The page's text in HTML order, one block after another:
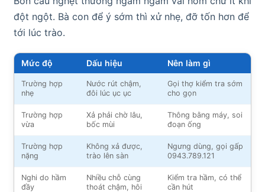
đột ngột. Bà con để ý sớm thì xử nhẹ, đỡ tốn hơn để
tới lúc trào.
Mức độ Dấu hiệu Nên làm gì
Trường hợp
nhẹ
Nước rút chậm,
đôi lúc ục ục
Gọi thợ kiểm tra sớm
cho gọn
Trường hợp
vừa
Xả phải chờ lâu,
bốc mùi
Thông bằng máy, soi
đoạn ống
Trường hợp
nặng
Không xả được,
trào lên sàn
Ngưng dùng, gọi gấp
0943.789.121
Nghi do hầm
đầy
Nhiều chỗ cùng
thoát chậm, hôi
Kiểm tra hầm, có thể
cần hút